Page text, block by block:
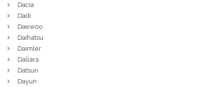
Dacia
Dadi
Daewoo
Daihatsu
Daimler
Dallara
Datsun
Dayun